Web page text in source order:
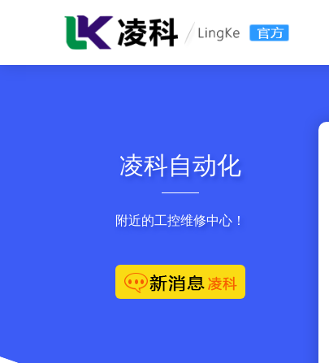
凌科自动化
附近的工控维修中心！